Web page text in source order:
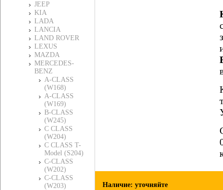
JEEP
KIA
LADA
LANCIA
LAND ROVER
LEXUS
MAZDA
MERCEDES-
BENZ
A-CLASS
(W168)
A-CLASS
(W169)
B-CLASS
(W245)
C CLASS
(W204)
C CLASS T-
Model (S204)
C-CLASS
(W202)
C-CLASS
(W203)
Наличие: уточняйте